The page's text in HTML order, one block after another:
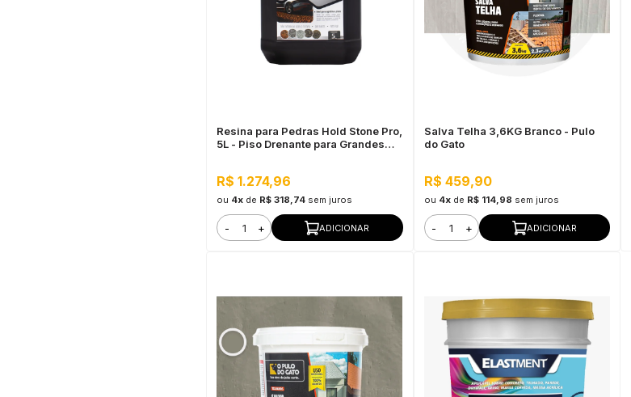
Resina para Pedras Hold Stone Pro,
5L - Piso Drenante para Grandes
R$ 1.274,96
ou 4x de R$ 318,74 sem juros
- + ADICIONAR
Salva Telha 3,6KG Branco - Pulo
do Gato
R$ 459,90
ou 4xde R$ 114,98 sem juros
- + ADICIONAR